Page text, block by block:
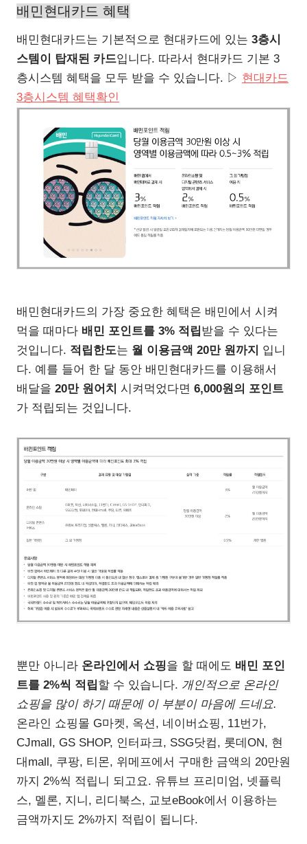
배민현대카드 혜택
배민현대카드는 기본적으로 현대카드에 있는 3층시
스템이 탑재된 카드입니다. 따라서 현대카드 기본 3
층시스템 혜택을 모두 받을 수 있습니다. ▷ 현대카드
3층시스템 혜택확인
배민현대카드의 가장 중요한 혜택은 배민에서 시켜
먹을 때마다 배민 포인트를 3% 적립받을 수 있다는
것입니다. 적립한도는 월 이용금액 20만 원까지 입니
다. 예를 들어 한 달 동안 배민현대카드를 이용해서
배달을 20만 원어치 시켜먹었다면 6,000원의 포인트
가 적립되는 것입니다.
뿐만 아니라 온라인에서 쇼핑을 할 때에도 배민 포인
트를 2%씩 적립할 수 있습니다. 개인적으로 온라인
쇼핑을 많이 하기 때문에 이 부분이 마음에 드네요.
온라인 쇼핑몰 G마켓, 옥션, 네이버쇼핑, 11번가,
CJmall, GS SHOP, 인터파크, SSG닷컴, 롯데ON, 현
대mall, 쿠팡, 티몬, 위메프에서 구매한 금액의 20만원
까지 2%씩 적립니 되고요. 유튜브 프리미엄, 넷플릭
스, 멜론, 지니, 리디북스, 교보eBook에서 이용하는
금액까지도 2%까지 적립이 됩니다.